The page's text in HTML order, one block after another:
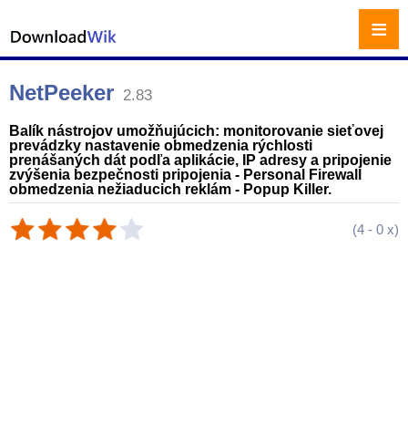
NetPeeker 2.83
Balík nástrojov umožňujúcich: monitorovanie sieťovej
prevádzky nastavenie obmedzenia rýchlosti
prenášaných dát podľa aplikácie, IP adresy a pripojenie
zvýšenia bezpečnosti pripojenia - Personal Firewall
obmedzenia nežiaducich reklám - Popup Killer.
(4 - 0 x)
≡